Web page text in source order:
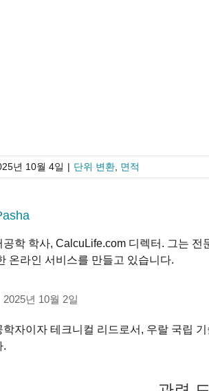
년 10월 4일 | 단위 변환 면적
공학 학사, CalcuLife.com 디렉터. 그는 전
온라인 서비스를 만들고 있습니다.
2025년 10월 2일
학자이자 테크니컬 리드로서, 우랄 국립
.